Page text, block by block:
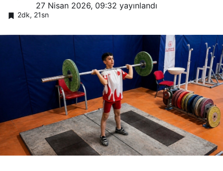
27 Nisan 2026, 09:32 yayınlandı
2dk, 21sn